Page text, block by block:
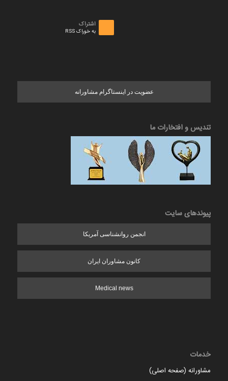
اشتراک
به خوراک RSS
عضویت در اینستاگرام مشاورانه
تندیس و افتخارات ما
پیوندهای سایت
انجمن روانشناسی آمریکا
کانون مشاوران ایران
Medical news
خدمات
مشاورانه (صفحه اصلی)